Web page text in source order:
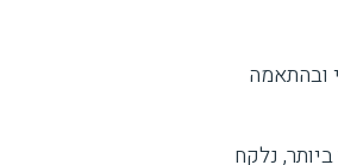
ובהתאמה
נלקח